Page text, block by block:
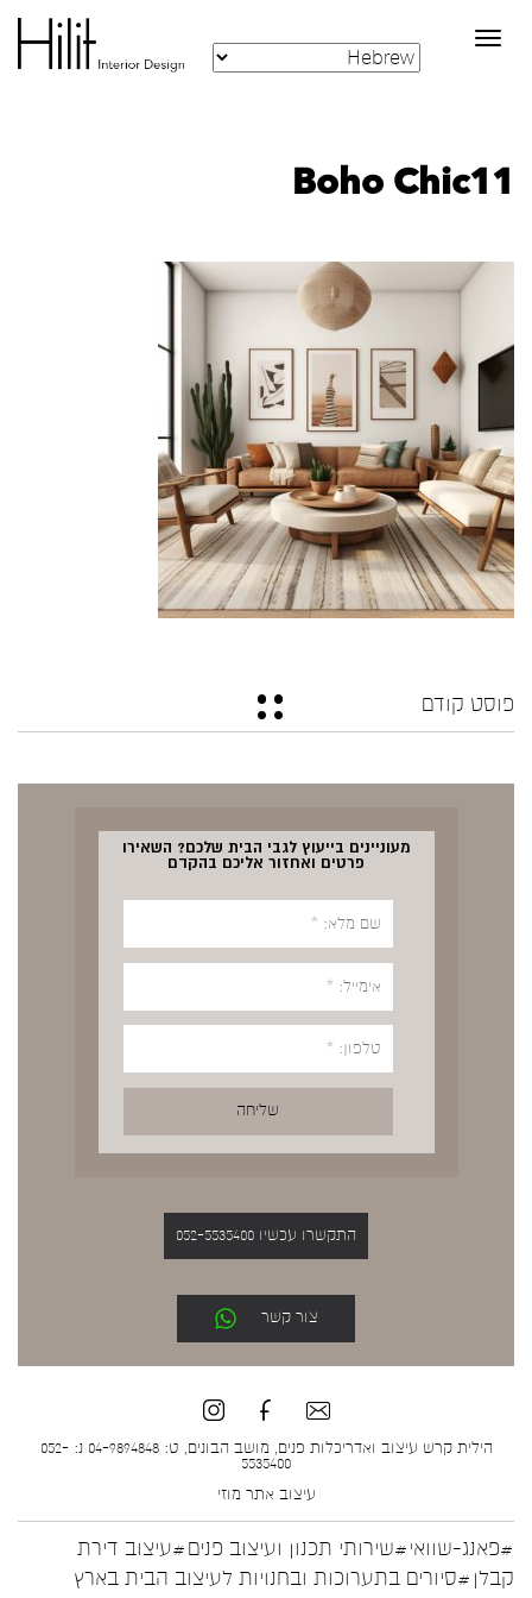
Toggle
navigation
Boho Chic11
פוסט קודם
מעוניינים בייעוץ לגבי הבית שלכם? השאירו
פרטים ואחזור אליכם בהקדם
התקשרו עכשיו 052-5535400
צור קשר
הילית קרש עיצוב ואדריכלות פנים, מושב הבונים, ט: 04-9894848 נ: 052-
5535400
עיצוב אתר מוזי
#פאנג-שוואי#שירותי תכנון ועיצוב פנים#עיצוב דירת
קבלן #סיורים בתערוכות ובחנויות לעיצוב הבית בארץ